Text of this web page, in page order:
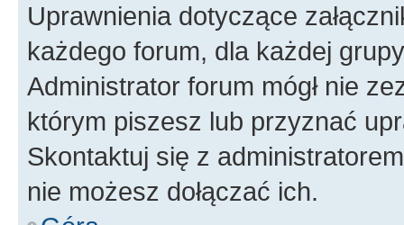
Uprawnienia dotyczące
każdego forum, dla każdej
Administrator forum mógł nie
którym piszesz lub przyznać
Skontaktuj się z
nie możesz dołączać ich.